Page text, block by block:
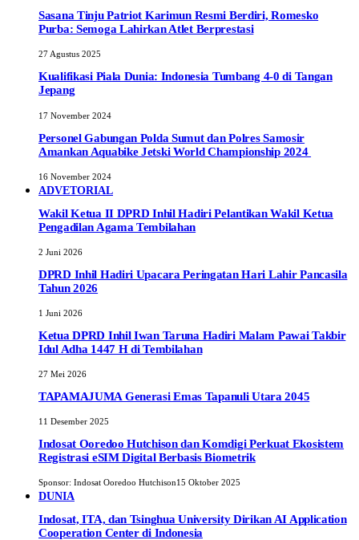
Sasana Tinju Patriot Karimun Resmi Berdiri, Romesko
Purba: Semoga Lahirkan Atlet Berprestasi
27 Agustus 2025
Kualifikasi Piala Dunia: Indonesia Tumbang 4-0 di Tangan
Jepang
17 November 2024
Personel Gabungan Polda Sumut dan Polres Samosir
Amankan Aquabike Jetski World Championship 2024
16 November 2024
ADVETORIAL
Wakil Ketua II DPRD Inhil Hadiri Pelantikan Wakil Ketua
Pengadilan Agama Tembilahan
2 Juni 2026
DPRD Inhil Hadiri Upacara Peringatan Hari Lahir Pancasila
Tahun 2026
1 Juni 2026
Ketua DPRD Inhil Iwan Taruna Hadiri Malam Pawai Takbir
Idul Adha 1447 H di Tembilahan
27 Mei 2026
TAPAMAJUMA Generasi Emas Tapanuli Utara 2045
11 Desember 2025
Indosat Ooredoo Hutchison dan Komdigi Perkuat Ekosistem
Registrasi eSIM Digital Berbasis Biometrik
Sponsor: Indosat Ooredoo Hutchison15 Oktober 2025
DUNIA
Indosat, ITA, dan Tsinghua University Dirikan AI Application
Cooperation Center di Indonesia